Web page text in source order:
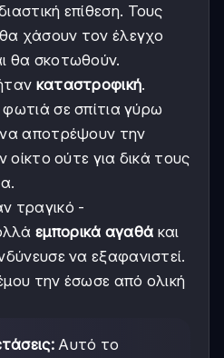
επίθεση. Τους
χάσουν τον έλεγχο
θα σκοτωθούν.
καταστροφική.
σε σπίτια γύρω
αποτρέψουν την
οίκτο ούτε για δικά τους
τραγικό -
εμπορικά αγαθά και
να εξαφανιστεί.
την έσωσε από ολική
Αυτό το